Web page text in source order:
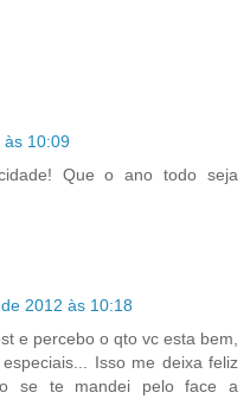
às 10:09
Que o ano todo seja
2012 às 10:18
e percebo o qto vc esta bem,
Isso me deixa feliz
se te mandei pelo face a